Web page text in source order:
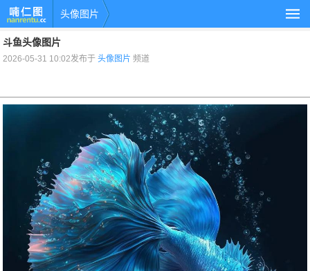
头像图片
斗鱼头像图片
2026-05-31 10:02发布于头像图片 频道